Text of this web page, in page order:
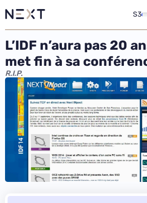
S3
L’IDF n’aura pas 20
met fin à sa
R.I.P.